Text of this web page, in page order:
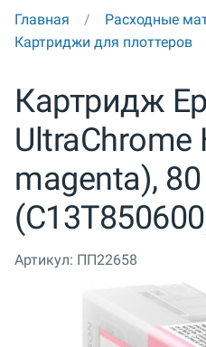
Главная
Расходные
Картриджи для плоттеров
Картридж
UltraChrome
magenta),
Артикул: ПП22658